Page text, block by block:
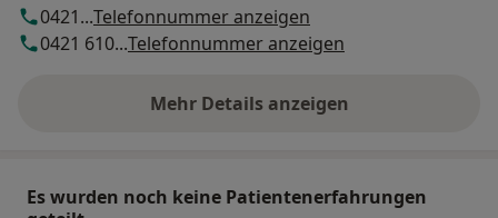
0421...Telefonnummer anzeigen
0421 610...Telefonnummer anzeigen
Mehr Details anzeigen
über die Adresse
Es wurden noch keine Patientenerfahrungen